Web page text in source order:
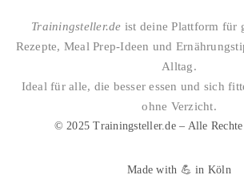
Trainingsteller.de ist deine Plattform für
Rezepte, Meal Prep-Ideen und
Alltag.
Ideal für alle, die besser essen und sich
ohne Verzicht.
© 2025 Trainingsteller.de – Alle Rechte
Made with 💪 in Köln